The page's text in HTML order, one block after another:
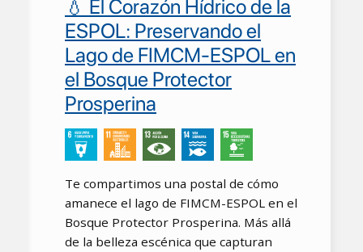
💧 El Corazón Hídrico de la
ESPOL: Preservando el
Lago de FIMCM-ESPOL en
el Bosque Protector
Prosperina
Te compartimos una postal de cómo
amanece el lago de FIMCM-ESPOL en el
Bosque Protector Prosperina. Más allá
de la belleza escénica que capturan